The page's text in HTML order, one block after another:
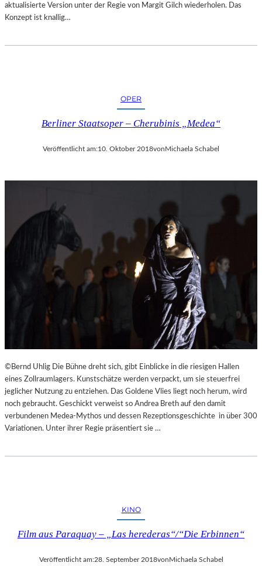
aktualisierte Version unter der Regie von Margit Gilch wiederholen. Das
Konzept ist knallig…
OPER
Berliner Staatsoper – Cherubinis „Medea“
Veröffentlicht am:10. Oktober 2018vonMichaela Schabel
©Bernd Uhlig Die Bühne dreht sich, gibt Einblicke in die riesigen Hallen
eines Zollraumlagers. Kunstschätze werden verpackt, um sie steuerfrei
jeglicher Nutzung zu entziehen. Das Goldene Vlies liegt noch herum, wird
noch gebraucht. Geschickt verweist so Andrea Breth auf den damit
verbundenen Medea-Mythos und dessen Rezeptionsgeschichte in über 300
Variationen. Unter ihrer Regie präsentiert sie …
KINO
Film aus Paraquay – „Las herederas“/“Die Erbinnen“
Veröffentlicht am:28. September 2018von Michaela Schabel